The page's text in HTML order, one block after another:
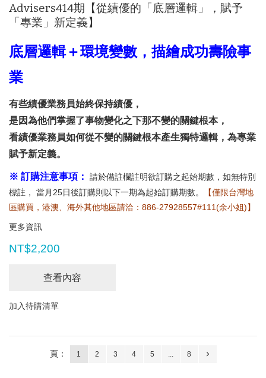
Advisers414期【從績優的「底層邏輯」，賦予
「專業」新定義】
底層邏輯＋環境變數，描繪成功壽險事
業
有些績優業務員始終保持績優，
是因為他們掌握了事物變化之下那不變的關鍵根本，
看績優業務員如何從不變的關鍵根本產生獨特邏輯，為專業
賦予新定義。
※ 訂購注意事項：
請於備註欄註明欲訂購之起始期數，如無特別
標註， 當月25日後訂購則以下一期為起始訂購期數。
【僅限台灣地
區購買，港澳、海外其他地區請洽：886-27928557#111(余小姐)】
更多資訊
NT$2,200
查看內容
加入待購清單
頁： 1 2 3 4 5 ... 8